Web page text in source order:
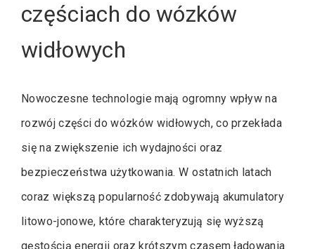
częściach do wózków
widłowych
Nowoczesne technologie mają ogromny wpływ na
rozwój części do wózków widłowych, co przekłada
się na zwiększenie ich wydajności oraz
bezpieczeństwa użytkowania. W ostatnich latach
coraz większą popularność zdobywają akumulatory
litowo-jonowe, które charakteryzują się wyższą
gęstością energii oraz krótszym czasem ładowania